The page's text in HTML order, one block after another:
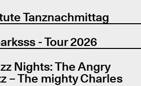
Tanznachmittag
- Tour 2026
Nights: The Angry
– The mighty Charles